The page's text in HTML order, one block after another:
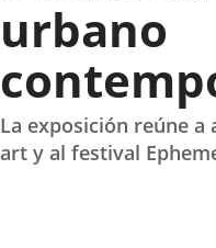
urbano
La exposición reúne
art y al festival